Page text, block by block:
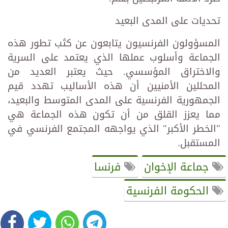
تحديات على المدى البعيد
المسؤولون الفرنسيون يتابعون عن كثب تطور هذه
الجماعة وأسلوب عملها الذي يعتمد على السرية
والاختراق المؤسسي. حيث يعتبر العديد من
المحللين الأمنيين أن هذه الأساليب تهدد قيم
الجمهورية الفرنسية على المدى المتوسط والبعيد،
مما يعزز القلق من أن تكون هذه الجماعة هي
"الخطر الأكبر" الذي يواجهه المجتمع الفرنسي في
المستقبل.
جماعة الإخوان
فرنسا
الحكومة الفرنسية